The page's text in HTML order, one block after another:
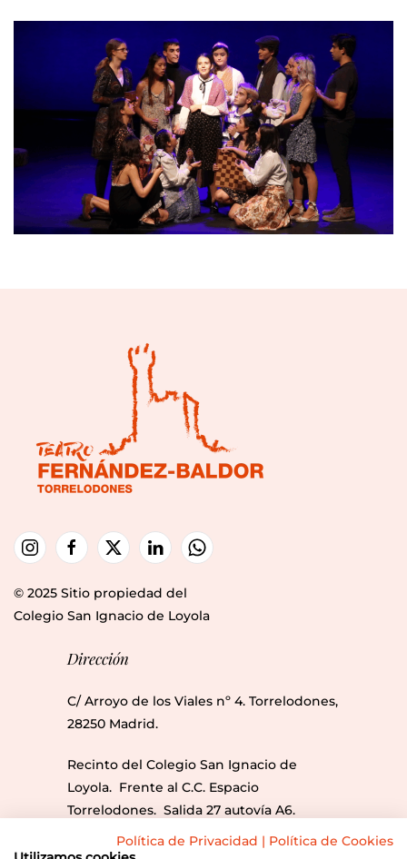
© 2025 Sitio propiedad del
Colegio San Ignacio de Loyola
Dirección
C/ Arroyo de los Viales nº 4. Torrelodones,
28250 Madrid.
Recinto del Colegio San Ignacio de
Loyola. Frente al C.C. Espacio
Torrelodones. Salida 27 autovía A6.
Líneas Bus: 612, 613, 686, 686A y 685.
Política de Privacidad | Política de Cookies